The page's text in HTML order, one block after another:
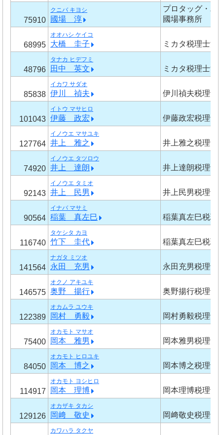
75910
クニバ キヨシ
國場 淳
プロタッグ・
國場事務所
68995
オオハシ ケイコ
大橋 圭子 ミカタ税理士
48796
タナカ ヒデフミ
田中 英文 ミカタ税理士
85838
イカワ サダオ
伊川 禎夫 伊川禎夫税理士
101043
イトウ マサヒロ
伊藤 政宏 伊藤政宏税理士
127764
イノウエ マサユキ
井上 雅之 井上雅之税理士
74920
イノウエ タツロウ
井上 達朗 井上達朗税理士
92143
イノウエ タミオ
井上 民男 井上民男税理士
90564
イナバ マサミ
稲葉 真左巳 稲葉真左巳税理
116740
タケシタ カヨ
竹下 圭代 稲葉真左巳税理
141564
ナガタ ミツオ
永田 充男 永田充男税理士
146575
オクノ アキユキ
奥野 揚行 奥野揚行税理士
122389
オカムラ ユウキ
岡村 勇毅 岡村勇毅税理士
75400
オカモト マサオ
岡本 雅男 岡本雅男税理士
84050
オカモト ヒロユキ
岡本 博之 岡本博之税理士
114917
オカモト ヨシヒロ
岡本 理博 岡本理博税理士
129126
オカザキ タカシ
岡﨑 敬史 岡﨑敬史税理士
カワハラ タクヤ